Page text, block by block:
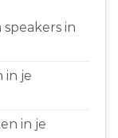
in
in je
in je